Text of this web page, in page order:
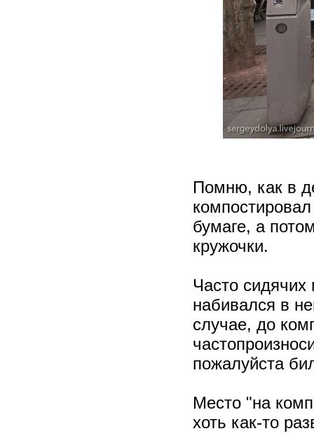
Помню, как в
бумаге, а
кружочки.
Часто сидячих
набивался в
случае, до
пожалуйста
Место "на
хоть как-то